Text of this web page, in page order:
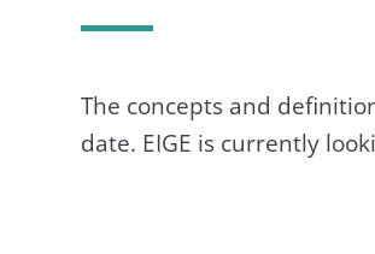
The concepts and
date. EIGE is currently